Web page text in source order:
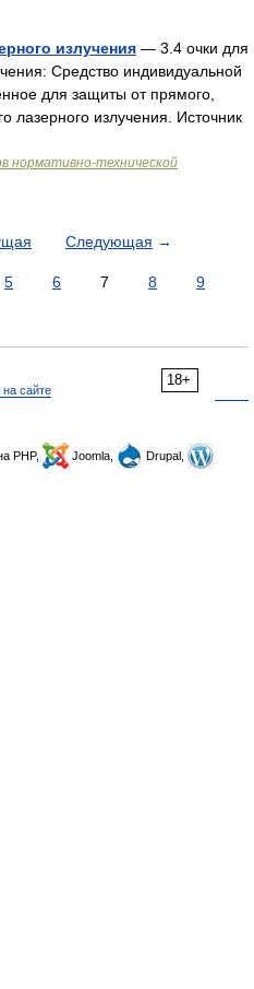
излучения — 3.4 очки для
Средство индивидуальной
для защиты от прямого,
лазерного излучения. Источник
нормативно-технической
Следующая →
5 6 7 8
9
18+
сайте
PHP, Joomla,
Drupal,